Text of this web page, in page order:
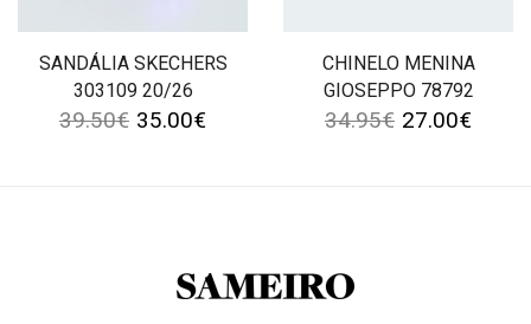
SANDÁLIA SKECHERS
303109 20/26
39.50€ 35.00€
CHINELO MENINA
GIOSEPPO 78792
34.95€ 27.00€